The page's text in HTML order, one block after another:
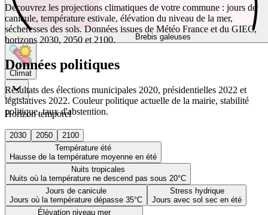
Brebis galeuses
Climat
Horizon temporel
2030 2050
2100
Température été
Hausse de la température moyenne en été
Nuits tropicales
Nuits où la température ne descend pas sous 20°C
Jours de canicule
Jours où la température dépasse 35°C
Stress hydrique
Jours avec sol sec en été
Élévation niveau mer
Découvrez les projections climatiques de votre commune : jours de
canicule, température estivale, élévation du niveau de la mer,
sécheresses des sols. Données issues de Météo France et du GIEC,
horizons 2030, 2050 et 2100.
Données politiques
Résultats des élections municipales 2020, présidentielles 2022 et
législatives 2022. Couleur politique actuelle de la mairie, stabilité
politique, taux d'abstention.